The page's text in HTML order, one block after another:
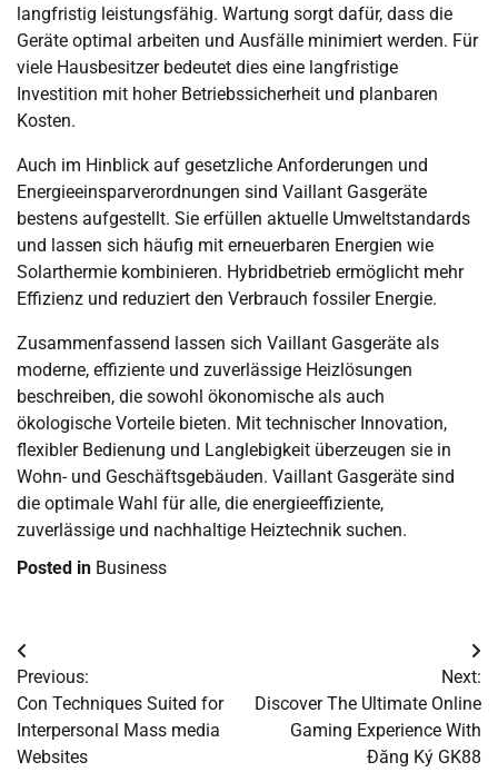
langfristig leistungsfähig. Wartung sorgt dafür, dass die
Geräte optimal arbeiten und Ausfälle minimiert werden. Für
viele Hausbesitzer bedeutet dies eine langfristige
Investition mit hoher Betriebssicherheit und planbaren
Kosten.
Auch im Hinblick auf gesetzliche Anforderungen und
Energieeinsparverordnungen sind Vaillant Gasgeräte
bestens aufgestellt. Sie erfüllen aktuelle Umweltstandards
und lassen sich häufig mit erneuerbaren Energien wie
Solarthermie kombinieren. Hybridbetrieb ermöglicht mehr
Effizienz und reduziert den Verbrauch fossiler Energie.
Zusammenfassend lassen sich Vaillant Gasgeräte als
moderne, effiziente und zuverlässige Heizlösungen
beschreiben, die sowohl ökonomische als auch
ökologische Vorteile bieten. Mit technischer Innovation,
flexibler Bedienung und Langlebigkeit überzeugen sie in
Wohn- und Geschäftsgebäuden. Vaillant Gasgeräte sind
die optimale Wahl für alle, die energieeffiziente,
zuverlässige und nachhaltige Heiztechnik suchen.
Posted in Business
Post
navigation
Previous:
Con Techniques Suited for
Interpersonal Mass media
Websites
Next:
Discover The Ultimate Online
Gaming Experience With
Đăng Ký GK88